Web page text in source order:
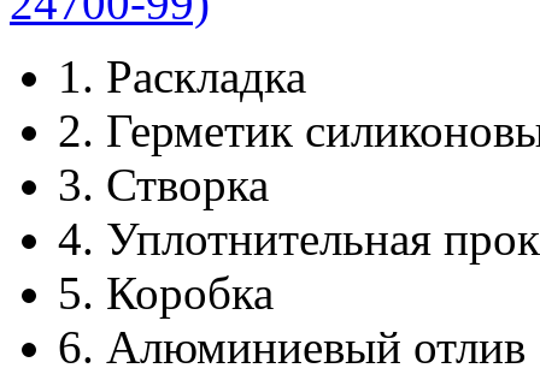
1. Раскладка
2. Герметик
3. Створка
4. Уплотнительная
5. Коробка
6. Алюминиевый отлив